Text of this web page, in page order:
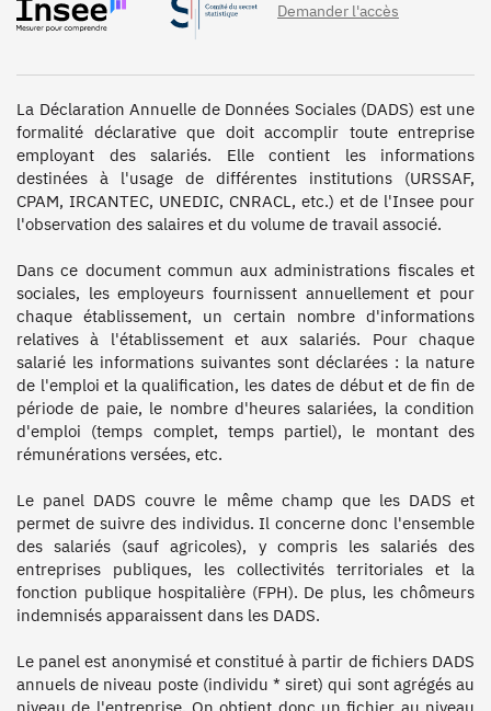
Demander l'accès
La Déclaration Annuelle de Données Sociales (DADS) est une
formalité déclarative que doit accomplir toute entreprise
employant des salariés. Elle contient les informations
destinées à l'usage de différentes institutions (URSSAF,
CPAM, IRCANTEC, UNEDIC, CNRACL, etc.) et de l'Insee pour
l'observation des salaires et du volume de travail associé.
Dans ce document commun aux administrations fiscales et
sociales, les employeurs fournissent annuellement et pour
chaque établissement, un certain nombre d'informations
relatives à l'établissement et aux salariés. Pour chaque
salarié les informations suivantes sont déclarées : la nature
de l'emploi et la qualification, les dates de début et de fin de
période de paie, le nombre d'heures salariées, la condition
d'emploi (temps complet, temps partiel), le montant des
rémunérations versées, etc.
Le panel DADS couvre le même champ que les DADS et
permet de suivre des individus. Il concerne donc l'ensemble
des salariés (sauf agricoles), y compris les salariés des
entreprises publiques, les collectivités territoriales et la
fonction publique hospitalière (FPH). De plus, les chômeurs
indemnisés apparaissent dans les DADS.
Le panel est anonymisé et constitué à partir de fichiers DADS
annuels de niveau poste (individu * siret) qui sont agrégés au